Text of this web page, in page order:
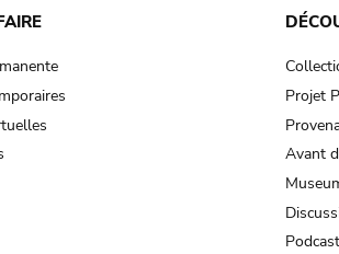
Projet
Avant